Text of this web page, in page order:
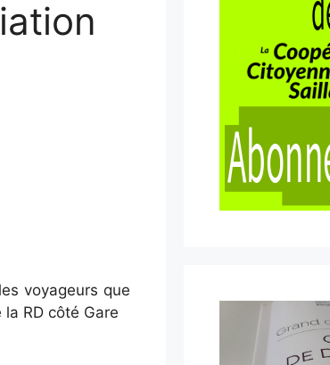
voyageurs que
RD côté Gare